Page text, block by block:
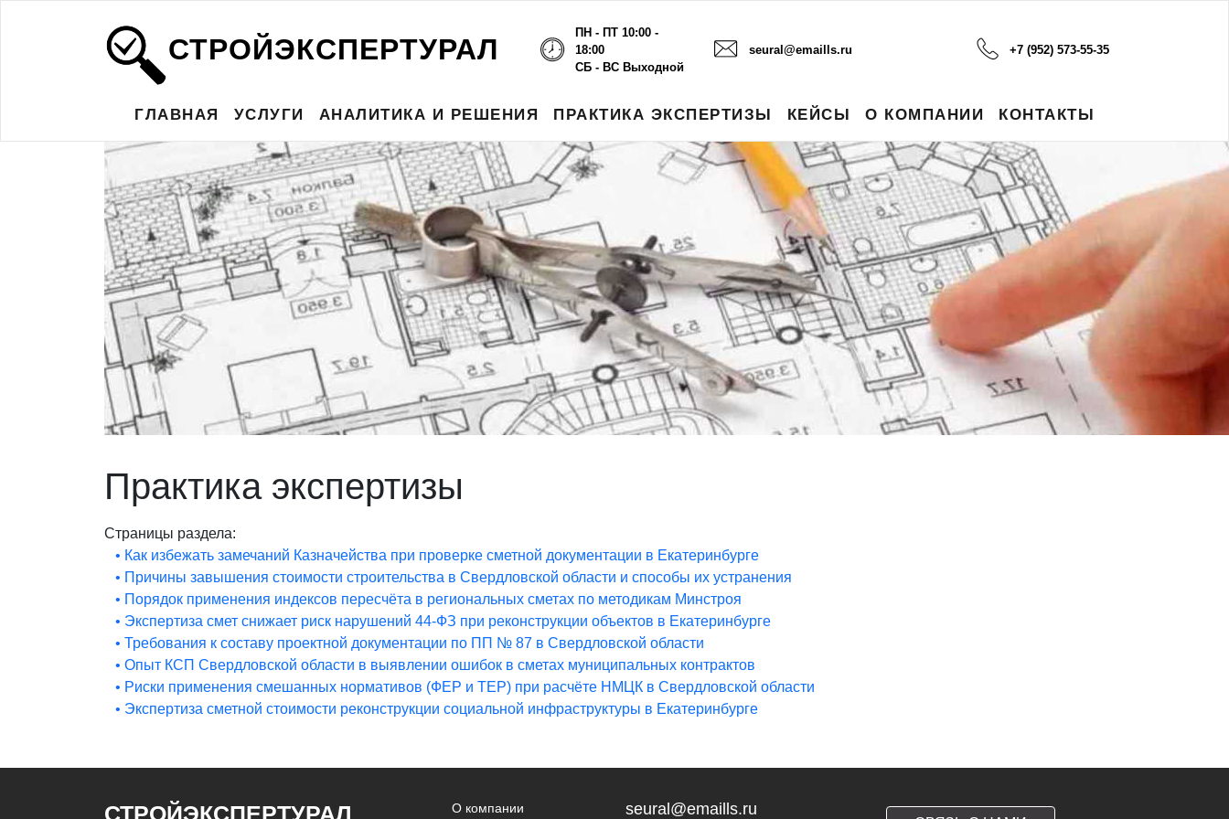
СТРОЙЭКСПЕРТУРАЛ
ПН - ПТ 10:00 -
18:00
СБ - ВС Выходной
seural@emaills.ru +7 (952) 573-55-35
ГЛАВНАЯ УСЛУГИ АНАЛИТИКА И РЕШЕНИЯ ПРАКТИКА ЭКСПЕРТИЗЫ КЕЙСЫ О КОМПАНИИ КОНТАКТЫ
Практика экспертизы
Страницы раздела:
• Как избежать замечаний Казначейства при проверке сметной документации в Екатеринбурге
• Причины завышения стоимости строительства в Свердловской области и способы их устранения
• Порядок применения индексов пересчёта в региональных сметах по методикам Минстроя
• Экспертиза смет снижает риск нарушений 44-ФЗ при реконструкции объектов в Екатеринбурге
• Требования к составу проектной документации по ПП № 87 в Свердловской области
• Опыт КСП Свердловской области в выявлении ошибок в сметах муниципальных контрактов
• Риски применения смешанных нормативов (ФЕР и ТЕР) при расчёте НМЦК в Свердловской области
• Экспертиза сметной стоимости реконструкции социальной инфраструктуры в Екатеринбурге
СТРОЙЭКСПЕРТУРАЛ О компании seural@emaills.ru